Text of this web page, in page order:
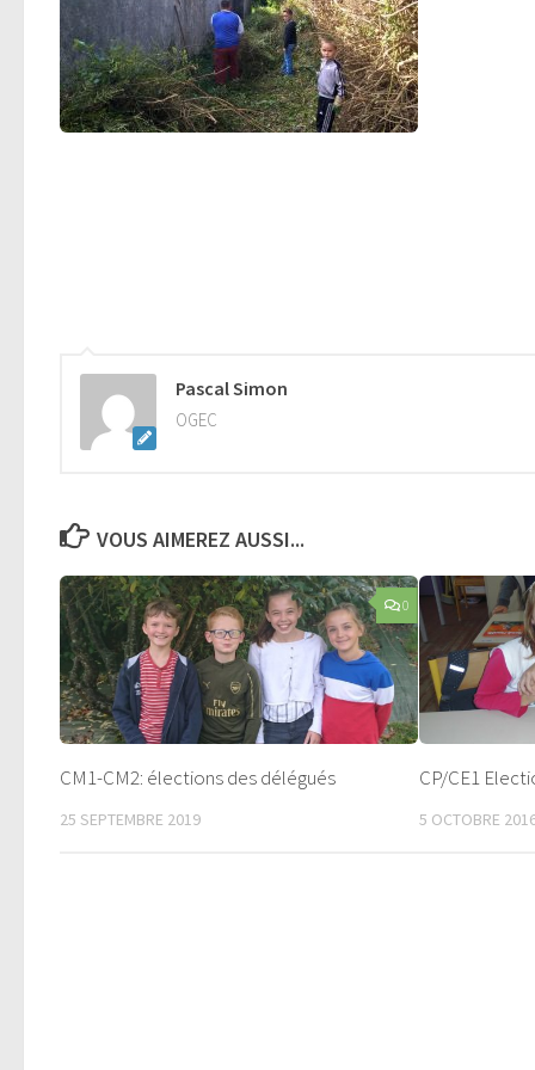
Pascal Simon
OGEC
VOUS AIMEREZ AUSSI...
0
CM1-CM2: élections des délégués
25 SEPTEMBRE 2019
CP/CE1
5 OCTOBRE